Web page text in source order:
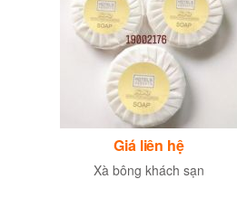
Giá liên hệ
Xà bông khách sạn